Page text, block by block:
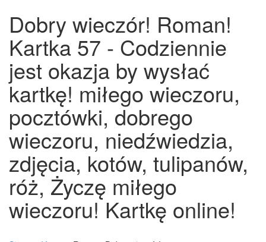
Dobry wieczór! Roman!
Kartka 57 - Codziennie
jest okazja by wysłać
kartkę! miłego wieczoru,
pocztówki, dobrego
wieczoru, niedźwiedzia,
zdjęcia, kotów, tulipanów,
róż, Życzę miłego
wieczoru! Kartkę online!